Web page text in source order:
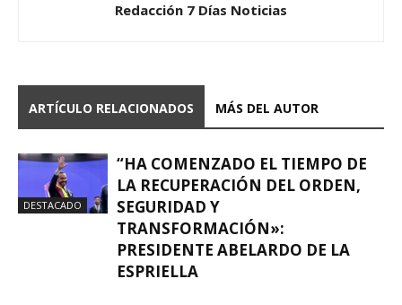
Redacción 7 Días Noticias
ARTÍCULO RELACIONADOS MÁS DEL AUTOR
DESTACADO
“HA COMENZADO EL TIEMPO DE
LA RECUPERACIÓN DEL ORDEN,
SEGURIDAD Y
TRANSFORMACIÓN»:
PRESIDENTE ABELARDO DE LA
ESPRIELLA